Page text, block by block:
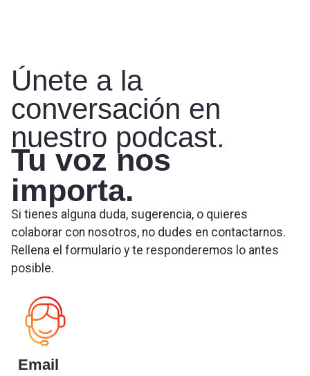
Únete a la
conversación en
nuestro podcast.
Tu voz nos
importa.
Si tienes alguna duda, sugerencia, o quieres
colaborar con nosotros, no dudes en contactarnos.
Rellena el formulario y te responderemos lo antes
posible.
Email